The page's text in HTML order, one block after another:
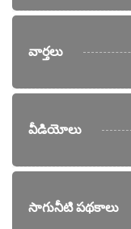
వార్తలు
వీడియోలు
సాగునీటి పథకాలు